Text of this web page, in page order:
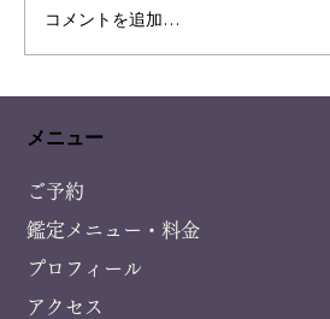
凄い偶然の恋愛の相性
コメントを追加…
メニュー
ご予約
鑑定メニュー・料金
プロフィール
アクセス